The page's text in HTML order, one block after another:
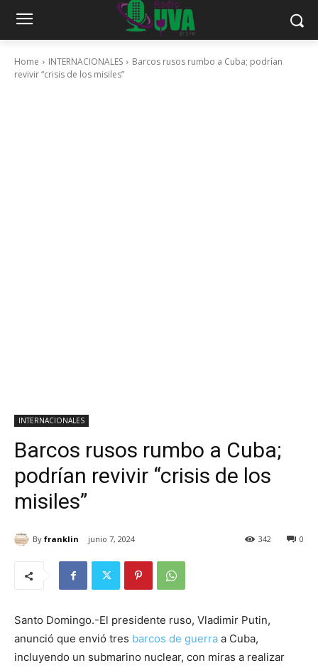
Home INTERNACIONALES
Barcos rusos rumbo a Cuba; podrían
revivir “crisis de los misiles”
INTERNACIONALES
Barcos rusos rumbo a Cuba;
podrían revivir “crisis de los
misiles”
By franklin junio 7, 2024 0
342
Santo Domingo.-El presidente ruso, Vladimir Putin,
anunció que envió tres barcos de guerra a Cuba,
incluyendo un submarino nuclear, con miras a realizar